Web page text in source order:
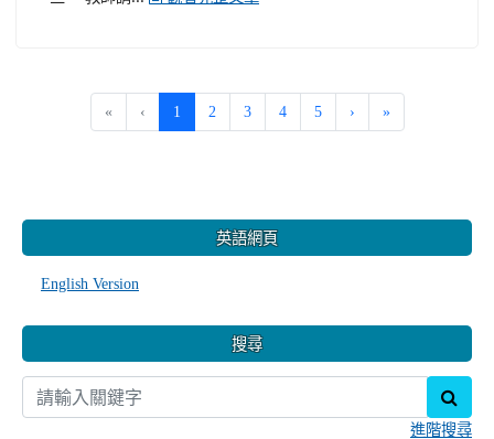
« ‹ 1 (current)
2 3 4 5 › »
英語網頁
English Version
搜尋
進階搜尋